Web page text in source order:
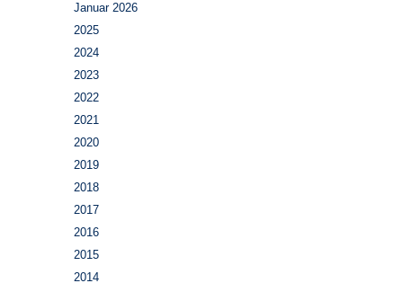
Januar 2026
2025
2024
2023
2022
2021
2020
2019
2018
2017
2016
2015
2014